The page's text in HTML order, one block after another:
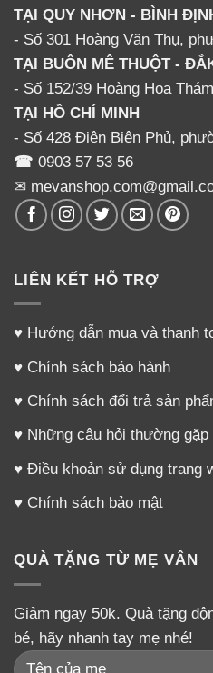
TẠI QUY NHƠN - BÌNH
- Số 301 Hoàng Văn Thụ,
TẠI BUÔN MÊ THUỘT -
- Số 152/39 Hoàng Hoa
TẠI HỒ CHÍ MINH
- Số 428 Điện Biên Phủ,
☎ 0903 57 53 56
✉
LIÊN KẾT HỖ TRỢ
♥ Hướng dẫn mua và thanh
♥ Chính sách bảo hành
♥ Chính sách đổi trả sản
♥ Những câu hỏi thường gặp
♥ Điều khoản sử dụng trang
♥ Chính sách bảo mật
QUÀ TẶNG TỪ MẸ VÂN
Giảm ngay 50k. Quà tặng
bé, hãy nhanh tay mẹ nhé!